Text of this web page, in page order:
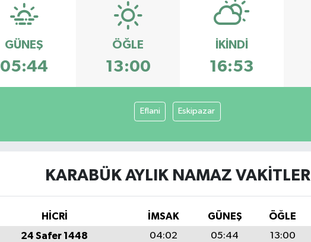
GÜNEŞ
05:44
ÖĞLE
13:00
İKINDI
16:53
Eflani Eskipazar
KARABÜK AYLIK NAMAZ VAKITLERI
HİCRİ İMSAK GÜNEŞ ÖĞLE
24 Safer 1448 04:02 05:44 13:00